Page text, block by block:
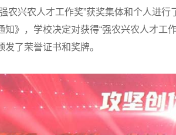
兴农人才工作奖”获奖集体和个人进行
知》，学校决定对获得“强农兴农人才工
发了荣誉证书和奖牌。